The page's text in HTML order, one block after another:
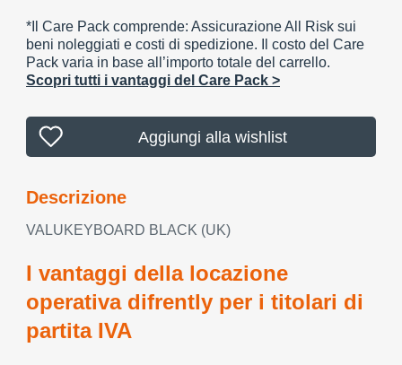
*Il Care Pack comprende: Assicurazione All Risk sui
beni noleggiati e costi di spedizione. Il costo del Care
Pack varia in base all’importo totale del carrello.
Scopri tutti i vantaggi del Care Pack >
Aggiungi alla wishlist
Descrizione
VALUKEYBOARD BLACK (UK)
I vantaggi della locazione
operativa difrently per i titolari di
partita IVA